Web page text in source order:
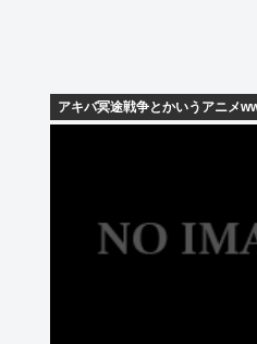
アキバ冥途戦争とかいうアニメ